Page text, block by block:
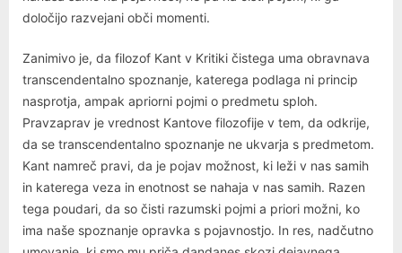
določijo razvejani obči momenti.
Zanimivo je, da filozof Kant v Kritiki čistega uma obravnava
transcendentalno spoznanje, katerega podlaga ni princip
nasprotja, ampak apriorni pojmi o predmetu sploh.
Pravzaprav je vrednost Kantove filozofije v tem, da odkrije,
da se transcendentalno spoznanje ne ukvarja s predmetom.
Kant namreč pravi, da je pojav možnost, ki leži v nas samih
in katerega veza in enotnost se nahaja v nas samih. Razen
tega poudari, da so čisti razumski pojmi a priori možni, ko
ima naše spoznanje opravka s pojavnostjo. In res, nadčutno